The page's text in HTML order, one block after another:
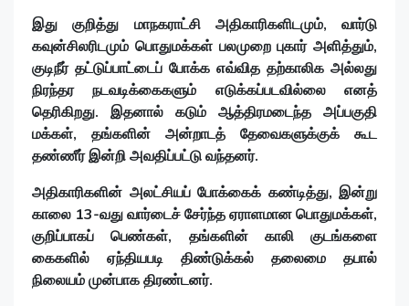
இது குறித்து மாநகராட்சி அதிகாரிகளிடமும், வார்டு
கவுன்சிலரிடமும் பொதுமக்கள் பலமுறை புகார் அளித்தும்,
குடிநீர் தட்டுப்பாட்டைப் போக்க எவ்வித தற்காலிக அல்லது
நிரந்தர நடவடிக்கைகளும் எடுக்கப்படவில்லை எனத்
தெரிகிறது. இதனால் கடும் ஆத்திரமடைந்த அப்பகுதி
மக்கள், தங்களின் அன்றாடத் தேவைகளுக்குக் கூட
தண்ணீர் இன்றி அவதிப்பட்டு வந்தனர்.
அதிகாரிகளின் அலட்சியப் போக்கைக் கண்டித்து, இன்று
காலை 13-வது வார்டைச் சேர்ந்த ஏராளமான பொதுமக்கள்,
குறிப்பாகப் பெண்கள், தங்களின் காலி குடங்களை
கைகளில் ஏந்தியபடி திண்டுக்கல் தலைமை தபால்
நிலையம் முன்பாக திரண்டனர்.